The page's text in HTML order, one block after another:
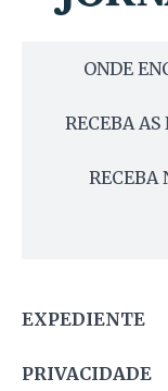
ONDE
RECEBA
RECEBA
EXPEDIENTE
PRIVACIDADE